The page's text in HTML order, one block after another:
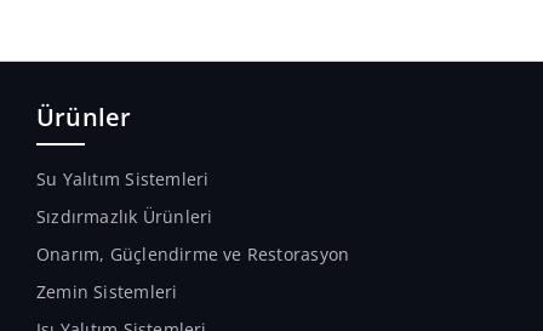
Ürünler
Su Yalıtım Sistemleri
Sızdırmazlık Ürünleri
Onarım, Güçlendirme ve Restorasyon
Zemin Sistemleri